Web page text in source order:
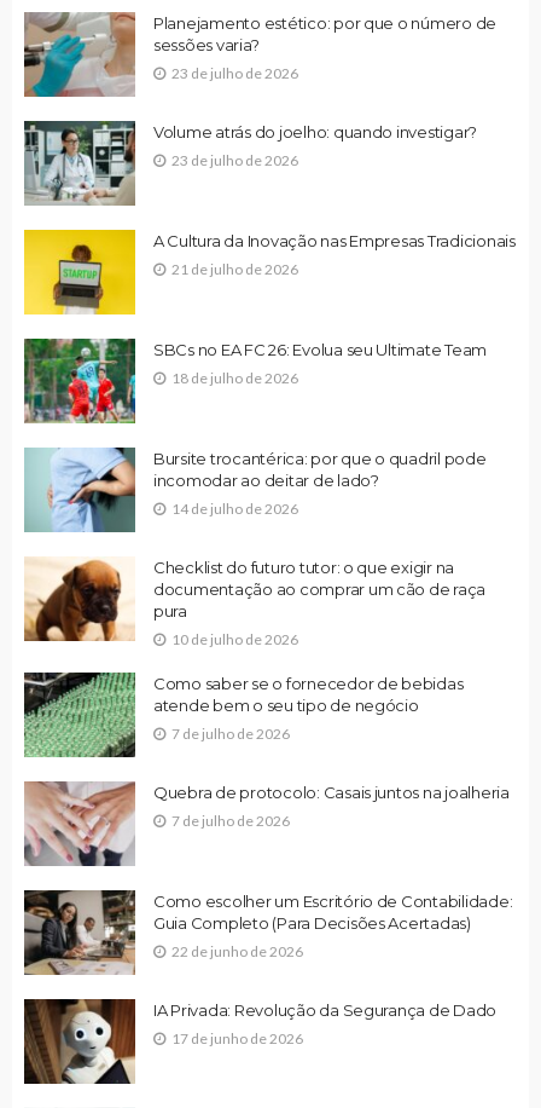
Planejamento estético: por que o número de
sessões varia?
23 de julho de 2026
Volume atrás do joelho: quando investigar?
23 de julho de 2026
A Cultura da Inovação nas Empresas Tradicionais
21 de julho de 2026
SBCs no EA FC 26: Evolua seu Ultimate Team
18 de julho de 2026
Bursite trocantérica: por que o quadril pode
incomodar ao deitar de lado?
14 de julho de 2026
Checklist do futuro tutor: o que exigir na
documentação ao comprar um cão de raça
pura
10 de julho de 2026
Como saber se o fornecedor de bebidas
atende bem o seu tipo de negócio
7 de julho de 2026
Quebra de protocolo: Casais juntos na joalheria
7 de julho de 2026
Como escolher um Escritório de Contabilidade:
Guia Completo (Para Decisões Acertadas)
22 de junho de 2026
IA Privada: Revolução da Segurança de Dado
17 de junho de 2026